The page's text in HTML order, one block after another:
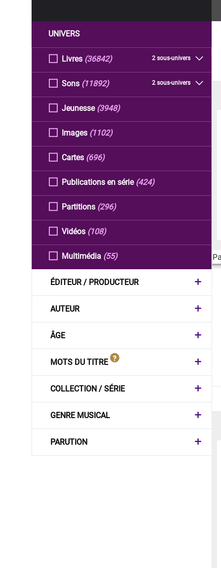
UNIVERS
Livres 2 sous-univers
(36842)
Sons 2 sous-univers
(11892)
Jeunesse (3948)
Images (1102)
Cartes (696)
Publications en série (424)
Partitions (296)
Vidéos (108)
Multimédia (55)
ÉDITEUR / PRODUCTEUR
AUTEUR
ÂGE
MOTS DU TITRE
COLLECTION / SÉRIE
GENRE MUSICAL
PARUTION